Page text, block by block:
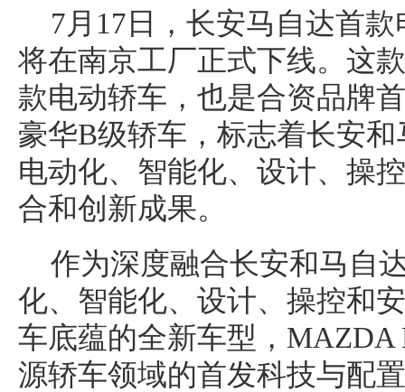
7月17日，长安马自达首
将在南京工厂正式下线。这
款电动轿车，也是合资品牌
豪华B级轿车，标志着长安
电动化、智能化、设计、操
合和创新成果。
作为深度融合长安和马自
化、智能化、设计、操控和
车底蕴的全新车型，MAZDA
源轿车领域的首发科技与配